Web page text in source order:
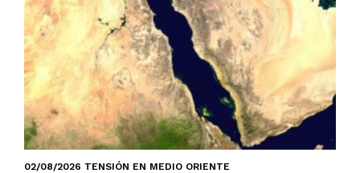
02/08/2026 TENSIÓN EN MEDIO ORIENTE